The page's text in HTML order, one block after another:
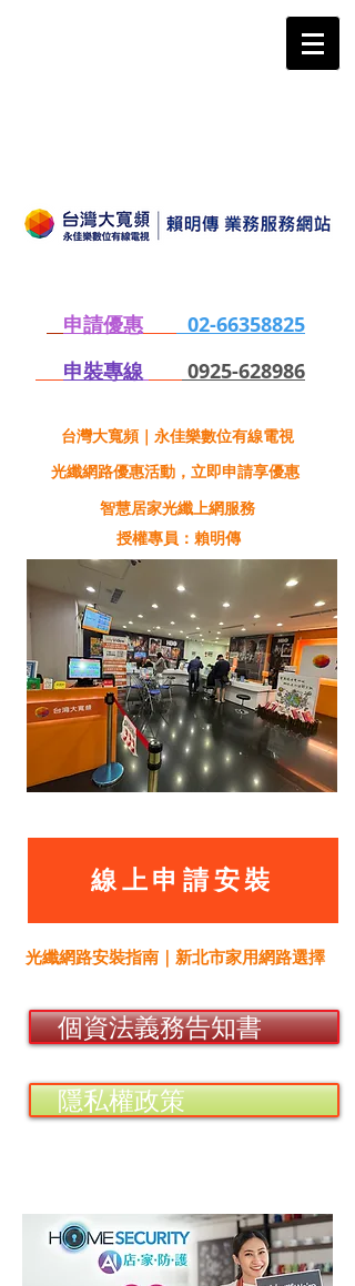
申請優惠
02-66358825
申裝專線
0925-628986
台灣大寬頻｜永佳樂數位有線電視
光纖網路優惠活動，立即申請享優惠
智慧居家光纖上網服務
授權專員：賴明傳
線上申請安裝
光纖網路安裝指南｜新北市家用網路選擇
個資法義務告知書
隱私權政策